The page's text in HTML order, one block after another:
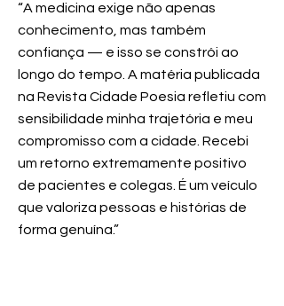
“A medicina exige não apenas
conhecimento, mas também
confiança — e isso se constrói ao
longo do tempo. A matéria publicada
na Revista Cidade Poesia refletiu com
sensibilidade minha trajetória e meu
compromisso com a cidade. Recebi
um retorno extremamente positivo
de pacientes e colegas. É um veículo
que valoriza pessoas e histórias de
forma genuína.”